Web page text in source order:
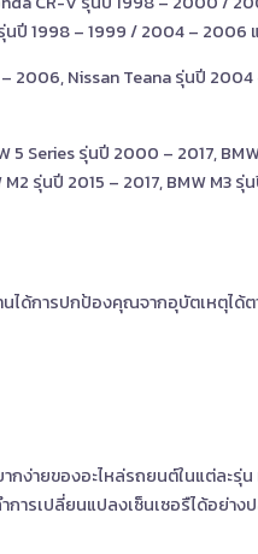
ปี 1998 – 1999 / 2004 – 2006
2006, Nissan Teana รุ่นปี
5 Series รุ่นปี 2000 – 2017,
รุ่นปี 2015 – 2017, BMW M3 รุ่
ได้การปกป้องคุณจากอุบัตเหตุได้
ง่ายของอะไหล่รถยนต์ในแต่ละรุ่
รเปลี่ยนแปลงเซ็นเซอรืได้อย่าง